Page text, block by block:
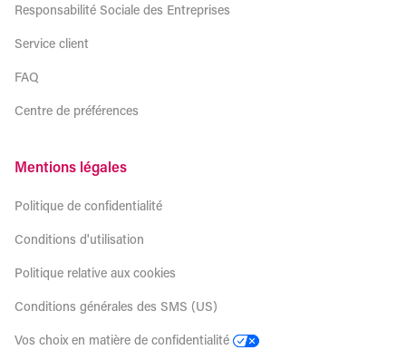
Responsabilité Sociale des Entreprises
Service client
FAQ
Centre de préférences
Mentions légales
Politique de confidentialité
Conditions d'utilisation
Politique relative aux cookies
Conditions générales des SMS (US)
Vos choix en matière de confidentialité